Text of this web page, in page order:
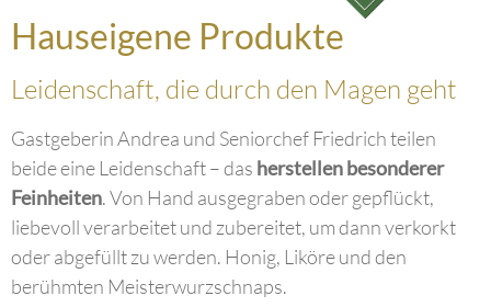
Hauseigene Produkte
Leidenschaft, die durch den Magen geht
Gastgeberin Andrea und Seniorchef Friedrich teilen
beide eine Leidenschaft – das herstellen besonderer
Feinheiten. Von Hand ausgegraben oder gepflückt,
liebevoll verarbeitet und zubereitet, um dann verkorkt
oder abgefüllt zu werden. Honig, Liköre und den
berühmten Meisterwurzschnaps.